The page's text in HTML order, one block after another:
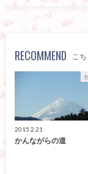
RECOMMEND こ
2015.2.21
かんながらの道